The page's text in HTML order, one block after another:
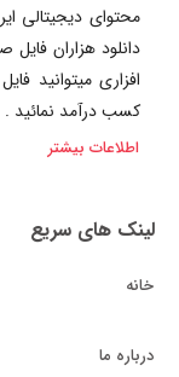
محتوای دیجیتالی
دانلود هزاران
افزاری میتوانید
کسب درآمد نمائید .
اطلاعات بیشتر
لینک های سریع
خانه
درباره ما